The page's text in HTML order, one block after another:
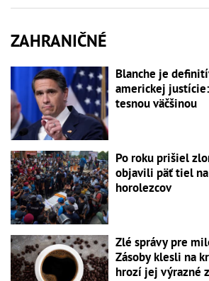
ZAHRANIČNÉ
Blanche je
americkej
tesnou väčšinou
Po roku prišiel
objavili päť tiel
horolezcov
Zlé správy pre
Zásoby klesli na
hrozí jej výrazné